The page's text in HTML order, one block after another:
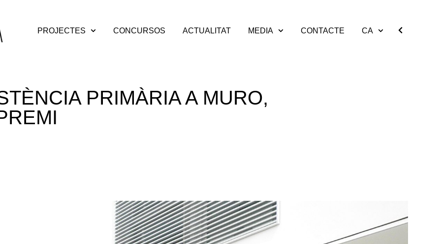
PROJECTES CONCURSOS ACTUALITAT MEDIA CONTACTE CA
PRIMÀRIA A MURO,